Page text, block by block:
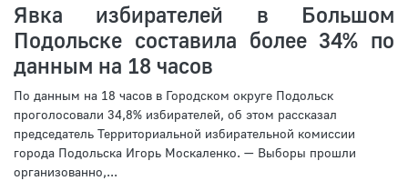
Явка избирателей в Большом
Подольске составила более 34% по
данным на 18 часов
По данным на 18 часов в Городском округе Подольск
проголосовали 34,8% избирателей, об этом рассказал
председатель Территориальной избирательной комиссии
города Подольска Игорь Москаленко. — Выборы прошли
организованно,...